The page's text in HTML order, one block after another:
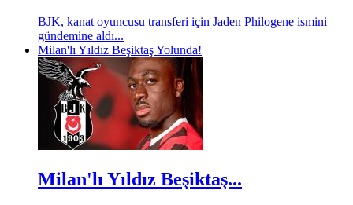
BJK, kanat oyuncusu transferi için Jaden Philogene ismini
gündemine aldı...
Milan'lı Yıldız Beşiktaş Yolunda!
Milan'lı Yıldız Beşiktaş...